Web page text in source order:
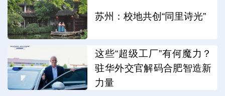
苏州：校地共创“同里诗光”
这些“超级工厂”有何魔力？
驻华外交官解码合肥智造新
力量